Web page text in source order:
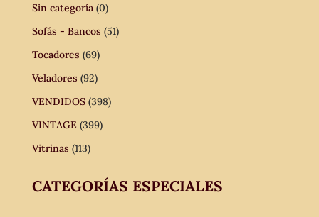
Sin categoría (0)
Sofás - Bancos (51)
Tocadores (69)
Veladores (92)
VENDIDOS (398)
VINTAGE (399)
Vitrinas (113)
CATEGORÍAS ESPECIALES